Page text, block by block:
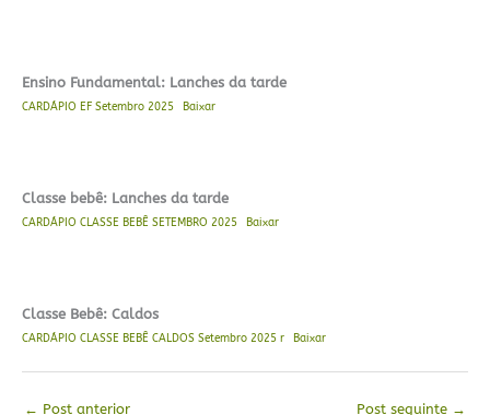
Ensino Fundamental: Lanches da tarde
CARDÁPIO EF Setembro 2025 Baixar
Classe bebê: Lanches da tarde
CARDÁPIO CLASSE BEBÊ SETEMBRO 2025 Baixar
Classe Bebê: Caldos
CARDÁPIO CLASSE BEBÊ CALDOS Setembro 2025 r Baixar
← Post anterior Post seguinte →